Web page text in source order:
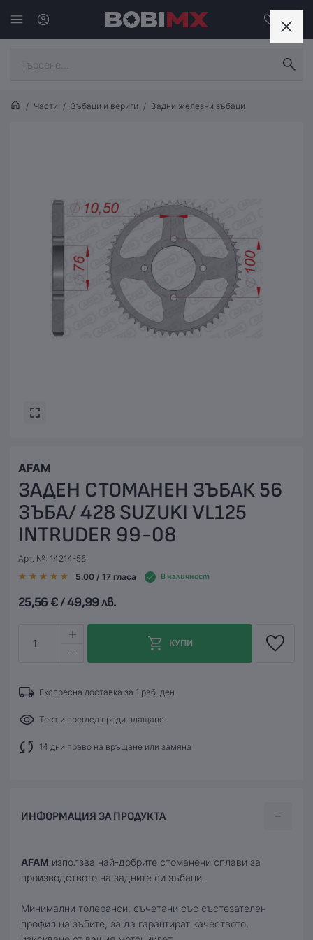
Части Зъбаци и вериги Задни железни зъбаци
AFAM
ЗАДЕН СТОМАНЕН ЗЪБАК 56
ЗЪБА/ 428 SUZUKI VL125
INTRUDER 99-08
Арт. №: 14214-56
5.00 / 17 гласа В наличност
25,56 € / 49,99 лв.
1 КУПИ
Експресна доставка за 1 раб. ден
Тест и преглед преди плащане
14 дни право на връщане или замяна
ИНФОРМАЦИЯ ЗА ПРОДУКТА
AFAM използва най-добрите стоманени сплави за
производството на задните си зъбаци.
Минимални толеранси, съчетани със състезателен
профил на зъбите, за да гарантират качеството,